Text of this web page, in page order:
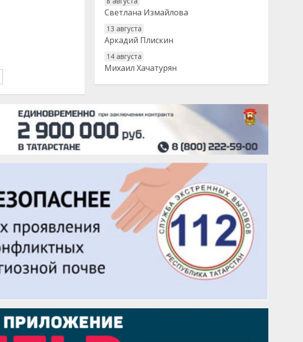
Светлана Измайлова
13 августа
Аркадий Плискин
14 августа
Михаил Хачатурян
20 августа
22 августа
Евгений Ефимов
25 августа
Сэсэгма Бубеева
28 августа
Чингиз Мустафаев
29 августа
Надежда Рослова
1 сентября
Гали Хасанов
Владислав Тома